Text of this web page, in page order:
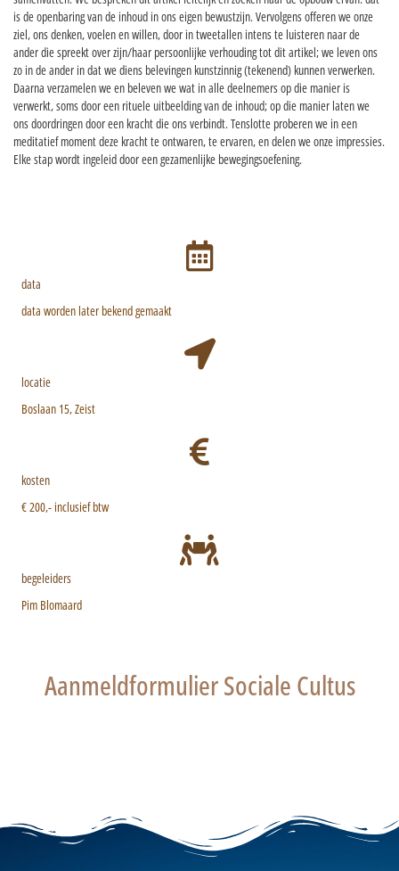
is de openbaring van de inhoud in ons eigen bewustzijn. Vervolgens offeren we onze
ziel, ons denken, voelen en willen, door in tweetallen intens te luisteren naar de
ander die spreekt over zijn/haar persoonlijke verhouding tot dit artikel; we leven ons
zo in de ander in dat we diens belevingen kunstzinnig (tekenend) kunnen verwerken.
Daarna verzamelen we en beleven we wat in alle deelnemers op die manier is
verwerkt, soms door een rituele uitbeelding van de inhoud; op die manier laten we
ons doordringen door een kracht die ons verbindt. Tenslotte proberen we in een
meditatief moment deze kracht te ontwaren, te ervaren, en delen we onze impressies.
Elke stap wordt ingeleid door een gezamenlijke bewegingsoefening.
data
data worden later bekend gemaakt
locatie
Boslaan 15, Zeist
kosten
€ 200,- inclusief btw
begeleiders
Pim Blomaard
Aanmeldformulier Sociale Cultus